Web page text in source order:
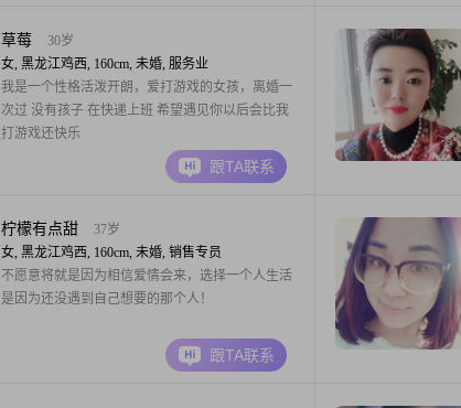
草莓
30岁
女, 黑龙江鸡西, 160cm, 未婚, 服务业
我是一个性格活泼开朗，爱打游戏的女孩，离婚一
次过 没有孩子 在快递上班 希望遇见你以后会比我
打游戏还快乐
跟TA联系
柠檬有点甜
37岁
女, 黑龙江鸡西, 160cm, 未婚, 销售专员
不愿意将就是因为相信爱情会来，选择一个人生活
是因为还没遇到自己想要的那个人！
跟TA联系